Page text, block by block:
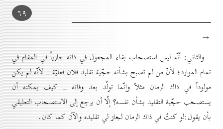
٦۹
→
والثاني: أنّه ليس استصحاب بقاء المجعول في ذاته جارياً في المقام في
تمام الموارد؛ لأنّ من لم تصبح بشأنه حجّية تقليد فلان فعليّة _ لأنّه لم يكن
مولوداً في ذاك الزمان مثلاً وإنّما تولّد بعد وفاته _ كيف يمكنه أن
يستصحب حجّية التقليد بشأن نفسه؟ إلّا أن يرجع إلى الاستصحاب التعليقي
بأن يقول:لو كنتُ في ذاك الزمان لجاز لي تقليده والآن كما كان.